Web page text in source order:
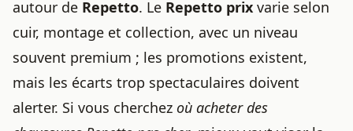
autour de Repetto. Le Repetto prix varie selon
cuir, montage et collection, avec un niveau
souvent premium ; les promotions existent,
mais les écarts trop spectaculaires doivent
alerter. Si vous cherchez où acheter des